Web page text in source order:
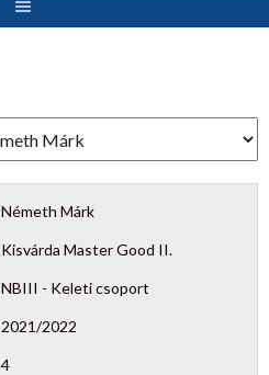
Németh Márk
Kisvárda Master Good II.
NBIII - Keleti csoport
2021/2022
4